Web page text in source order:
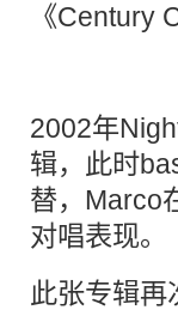
《Century
2002年
辑，此时
替，Marco
对唱表现。
此张专辑